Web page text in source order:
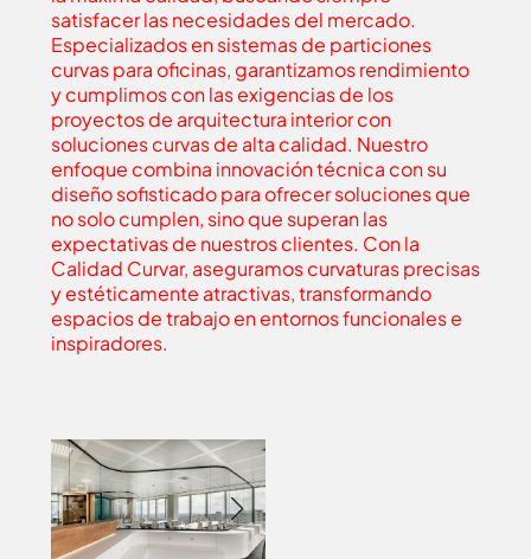
satisfacer las necesidades del mercado.
Especializados en sistemas de particiones
curvas para oficinas, garantizamos rendimiento
y cumplimos con las exigencias de los
proyectos de arquitectura interior con
soluciones curvas de alta calidad. Nuestro
enfoque combina innovación técnica con su
diseño sofisticado para ofrecer soluciones que
no solo cumplen, sino que superan las
expectativas de nuestros clientes. Con la
Calidad Curvar, aseguramos curvaturas precisas
y estéticamente atractivas, transformando
espacios de trabajo en entornos funcionales e
inspiradores.